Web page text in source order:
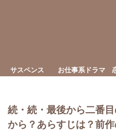
サスペンス お仕事系ドラマ
続・続・最後から二番
から？あらすじは？前作